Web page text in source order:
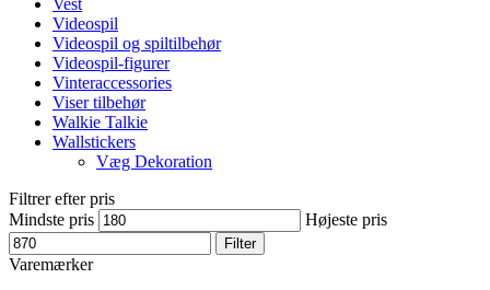
Videospil
Videospil og spiltilbehør
Videospil-figurer
Vinteraccessories
Viser tilbehør
Walkie Talkie
Wallstickers
Væg Dekoration
Filtrer efter pris
Mindste pris
Højeste pris
Filter
Varemærker